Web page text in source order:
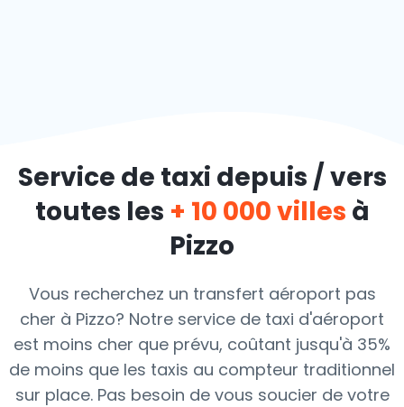
Service de taxi depuis / vers
toutes les + 10 000 villes à
Pizzo
Vous recherchez un transfert aéroport pas
cher à Pizzo? Notre service de taxi d'aéroport
est moins cher que prévu, coûtant jusqu'à 35%
de moins que les taxis au compteur traditionnel
sur place. Pas besoin de vous soucier de votre